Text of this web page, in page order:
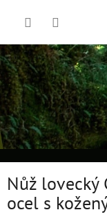
Nůž lovecký
ocel s